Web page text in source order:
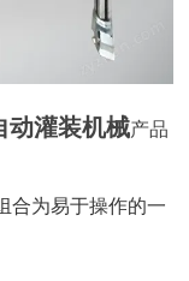
动灌装机械产品
合为易于操作的一